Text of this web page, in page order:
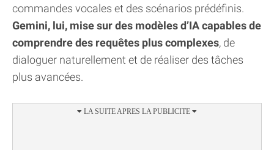
commandes vocales et des scénarios prédéfinis.
Gemini, lui, mise sur des modèles d’IA capables de
comprendre des requêtes plus complexes, de
dialoguer naturellement et de réaliser des tâches
plus avancées.